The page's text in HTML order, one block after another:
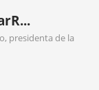
presidenta de la